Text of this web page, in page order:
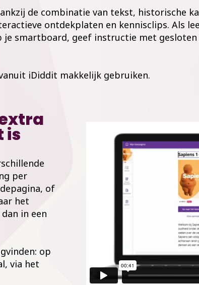
de combinatie van tekst, historische
ontdekplaten en kennisclips. Als
je smartboard, geef instructie met
iDiddit makkelijk gebruiken.
is
per
of
het
in een
op
via het